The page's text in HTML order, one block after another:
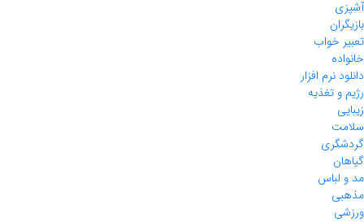
آشپزی
بازیگران
تعبیر خواب
خانواده
دانلود نرم افزار
رژیم و تغذیه
زیبایی
سلامت
گردشگری
گیاهان
مد و لباس
مذهبی
ورزشی